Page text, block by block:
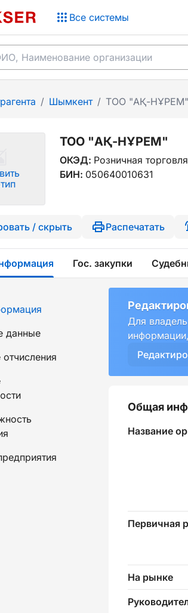
Все системы
/ Шымкент / ТОО "АҚ-НҰРЕМ"
ТОО "АҚ-НҰРЕМ"
ОКЭД: Розничная
БИН: 050640010631
/ скрыть Распечатать
Гос. закупки
данные
Для
Общая
Название
Первичная
На рынке